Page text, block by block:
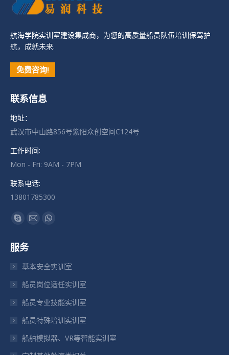
航海学院实训室建设集成商，为您的高质量船员队伍培训保驾护
航，成就未来.
免费咨询!
联系信息
地址：
武汉市中山路856号紫阳众创空间C124号
工作时间:
Mon - Fri: 9AM - 7PM
联系电话:
13801785300
找到我们：
Skype
在
新
口
中
打
Mail
新
口
中
打
Whatsapp
新
口
中
打
服务
基本安全实训室
船员岗位适任实训室
船员专业技能实训室
船员特殊培训实训室
船舶模拟器、VR等智能实训室